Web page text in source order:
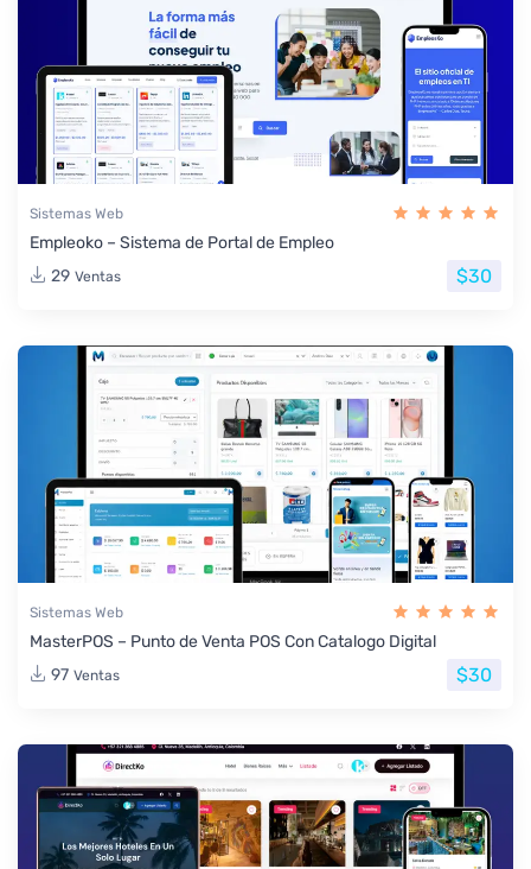
Sistemas Web
Empleoko – Sistema de Portal de Empleo
29 Ventas $30
Sistemas Web
MasterPOS – Punto de Venta POS Con Catalogo Digital
97 Ventas $30